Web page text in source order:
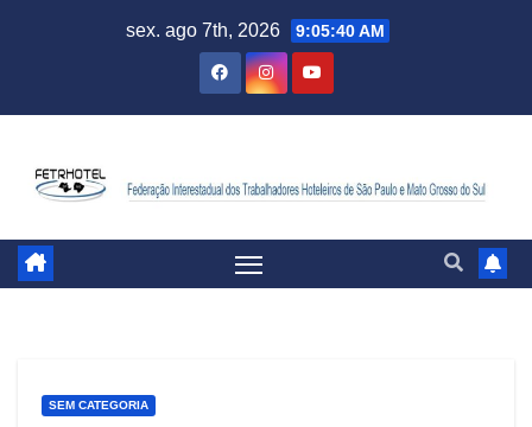
sex. ago 7th, 2026 9:05:40 AM
SEM CATEGORIA